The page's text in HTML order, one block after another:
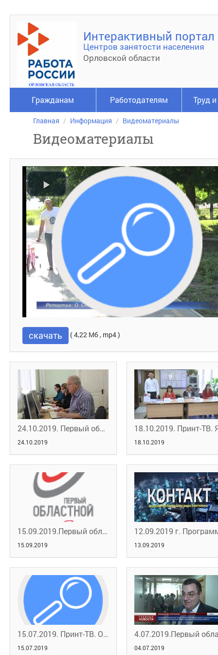
Интерактивный портал
Центров занятости населения
Орловской области
Гражданам Работодателям Труд
Главная Информация Видеоматериалы
Видеоматериалы
скачать ( 4,22 Мб , mp4 )
24.10.2019. Первый областной. Орловские предпенсионеры проходят переподготовку в рамках нацпроекта "Демография"
24.10.2019 18.10.2019
15.09.2019.Первый областной портал новостей.Профобучение
15.09.2019 13.09.2019
15.07.2019. Принт-ТВ. Ответы на вопросы
15.07.2019 04.07.2019